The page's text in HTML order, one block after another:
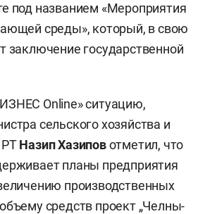
под названием «Мероприятия
среды», который, в свою
заключение государственной
Online» ситуацию,
сельского хозяйства и
РТНазип Хазиповотметил, что
планы предприятия
производственных
средств проект „Челны-